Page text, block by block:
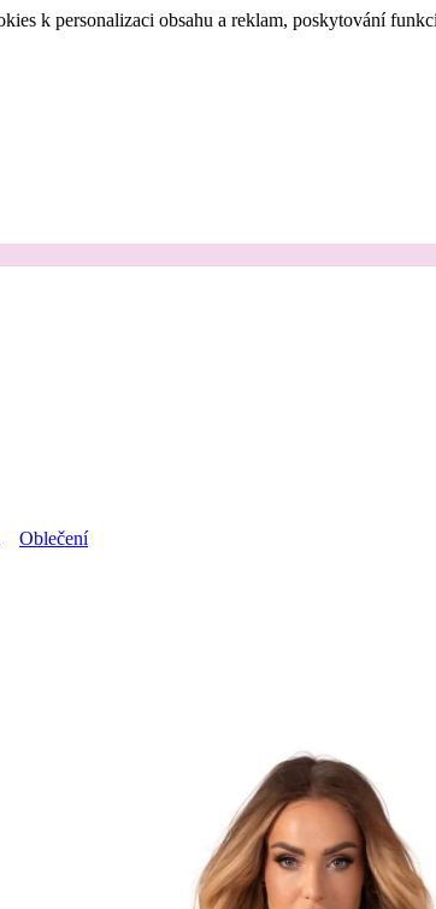
k personalizaci obsahu a reklam, poskytování
Oblečení